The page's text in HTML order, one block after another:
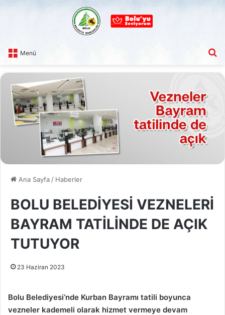
Menü
Ana Sayfa/ Haberler
BOLU BELEDİYESİ VEZNELERİ
BAYRAM TATİLİNDE DE AÇIK
TUTUYOR
23 Haziran 2023
Bolu Belediyesi’nde Kurban Bayramı tatili boyunca
vezneler kademeli olarak hizmet vermeye devam